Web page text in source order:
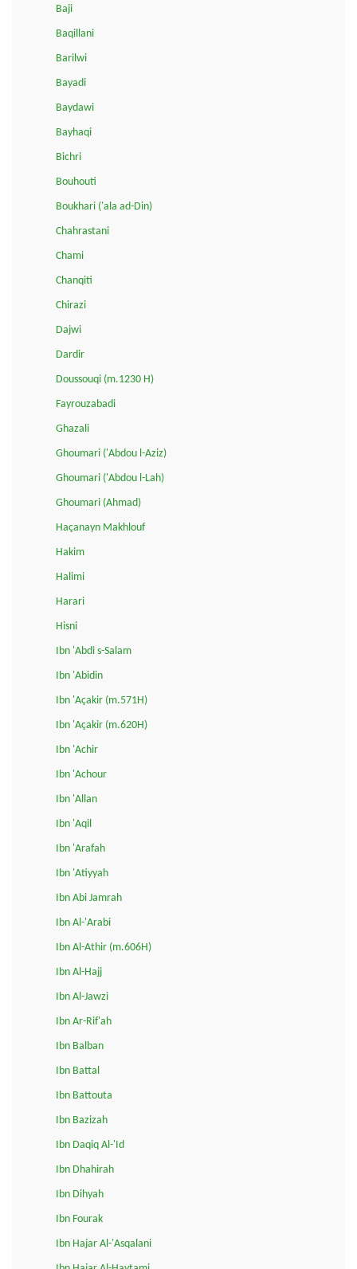
Baji
Baqillani
Barilwi
Bayadi
Baydawi
Bayhaqi
Bichri
Bouhouti
Boukhari ('ala ad-Din)
Chahrastani
Chami
Chanqiti
Chirazi
Dajwi
Dardir
Doussouqi (m.1230 H)
Fayrouzabadi
Ghazali
Ghoumari ('Abdou l-Aziz)
Ghoumari ('Abdou l-Lah)
Ghoumari (Ahmad)
Haçanayn Makhlouf
Hakim
Halimi
Harari
Hisni
Ibn 'Abdi s-Salam
Ibn 'Abidin
Ibn 'Açakir (m.571H)
Ibn 'Açakir (m.620H)
Ibn 'Achir
Ibn 'Achour
Ibn 'Allan
Ibn 'Aqil
Ibn 'Arafah
Ibn 'Atiyyah
Ibn Abi Jamrah
Ibn Al-'Arabi
Ibn Al-Athir (m.606H)
Ibn Al-Hajj
Ibn Al-Jawzi
Ibn Ar-Rif'ah
Ibn Balban
Ibn Battal
Ibn Battouta
Ibn Bazizah
Ibn Daqiq Al-'Id
Ibn Dhahirah
Ibn Dihyah
Ibn Fourak
Ibn Hajar Al-'Asqalani